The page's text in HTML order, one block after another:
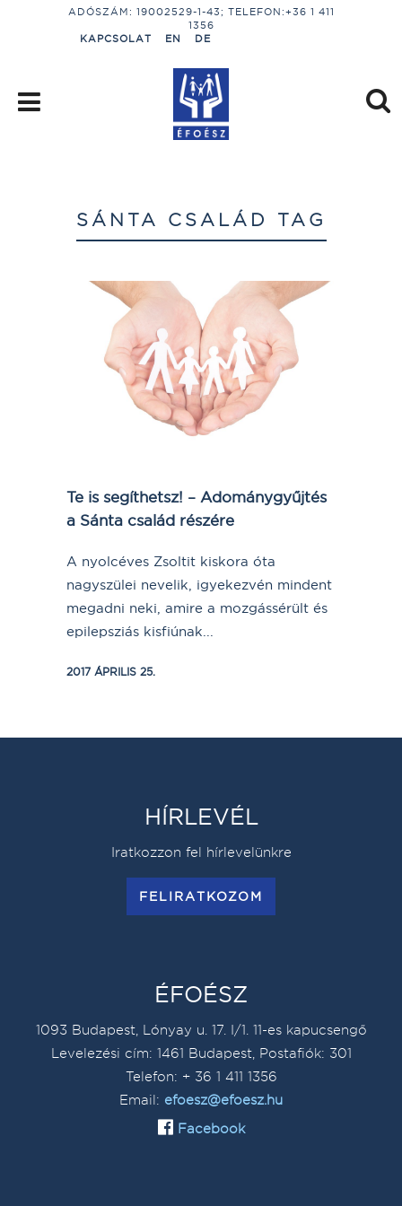
ADÓSZÁM: 19002529-1-43; TELEFON:+36 1 411
1356
KAPCSOLAT
EN DE
SÁNTA CSALÁD TAG
Te is segíthetsz! – Adománygyűjtés
a Sánta család részére
A nyolcéves Zsoltit kiskora óta
nagyszülei nevelik, igyekezvén mindent
megadni neki, amire a mozgássérült és
epilepsziás kisfiúnak...
2017 ÁPRILIS 25.
HÍRLEVÉL
Iratkozzon fel hírlevelünkre
FELIRATKOZOM
ÉFOÉSZ
1093 Budapest, Lónyay u. 17. I/1. 11-es kapucsengő
Levelezési cím: 1461 Budapest, Postafiók: 301
Telefon: + 36 1 411 1356
Email: efoesz@efoesz.hu
Facebook